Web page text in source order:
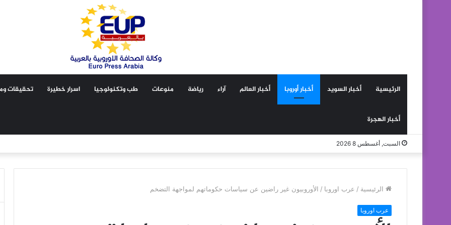
الرئيسية أخبار السويد أخبار أوروبا أخبار العالم آراء رياضة منوعات طب وتكنولوجيا اسرار خطيرة تحقيقات
أخبار الهجرة
السبت, أغسطس 8 2026
الرئيسية / عرب اوروبا / الأوروبيون غير راضين عن سياسات حكوماتهم لمواجهة التضخم
عرب اوروبا